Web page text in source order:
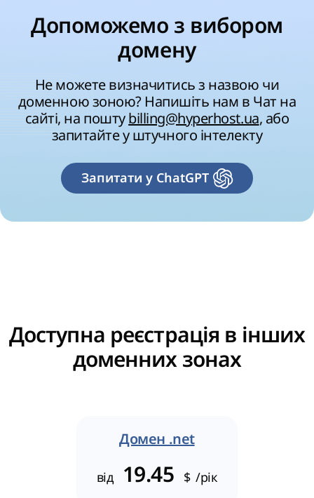
Допоможемо з вибором
домену
Не можете визначитись з назвою чи
доменною зоною? Напишіть нам в Чат на
сайті, на поштуbilling@hyperhost.ua, або
запитайте у штучного інтелекту
Запитати у ChatGPT
Доступна реєстрація в інших
доменних зонах
Домен .net
від 19.45 $ /рік